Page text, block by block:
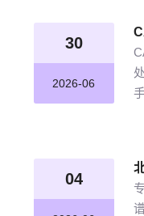
30
2026-06
04